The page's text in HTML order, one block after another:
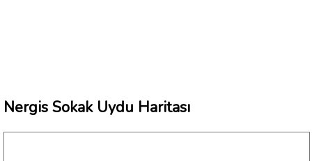
Nergis Sokak Uydu Haritası